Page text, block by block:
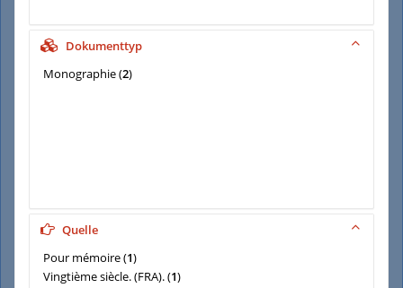
Dokumenttyp
Monographie(2)
Quelle
Pour mémoire(1)
Vingtième siècle. (FRA).(1)